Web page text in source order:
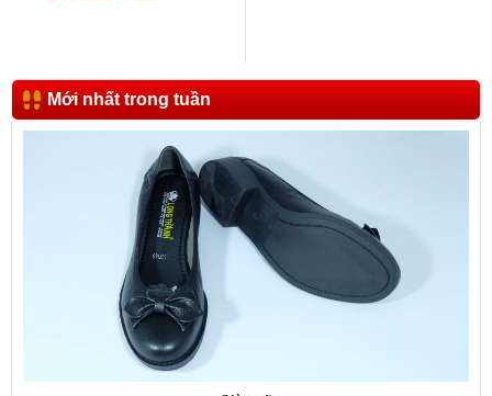
Mới nhất trong tuần